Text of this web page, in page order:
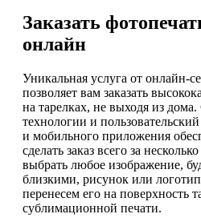
Заказать
онлайн
Уникальная услуга от онлайн-
позволяет вам заказать
на тарелках, не выходя из
технологии и
и мобильного приложения
сделать заказ всего за
выбрать любое изображение,
близкими, рисунок или
перенесем его на поверхность
сублимационной печати.